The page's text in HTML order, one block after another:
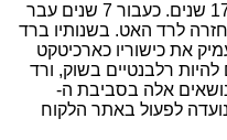
הצטרף לחברת רד האט לפני 17 שנים. כעבור 7 שנים עבר
ואז שב חזרה לרד האט. בשנותיו ברד
את כישוריו כארכיטקט
להיות רלבנטיים בשוק, ורד
אלה בסביבת ה-
לפעול באתר הלקוח